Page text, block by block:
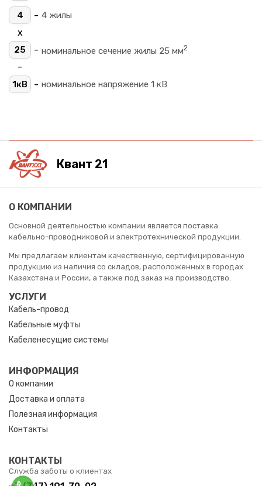
4 - 4 жилы
х
25 - номинальное сечение жилы 25 мм2
-
1кВ - номинальное напряжение 1 кВ
Квант 21
О КОМПАНИИ
Основной деятельностью компании является поставка
кабельно-проводниковой и электротехнической продукции.
Мы предлагаем клиентам качественную, сертифицированную
продукцию из наличия со складов, расположенных в городах
Казахстана и России, а также под заказ на производство.
УСЛУГИ
Кабель-провод
Кабельные муфты
Кабеленесущие системы
ИНФОРМАЦИЯ
О компании
Доставка и оплата
Полезная информация
Контакты
КОНТАКТЫ
Служба заботы о клиентах